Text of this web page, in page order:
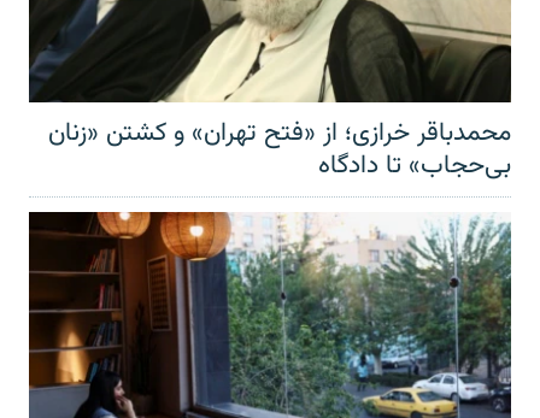
محمدباقر خرازی؛ از «فتح تهران» و کشتن «زنان
بی‌حجاب» تا دادگاه